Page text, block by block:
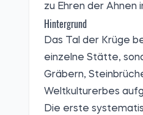
zu Ehren der Ahnen
Hintergrund
Das Tal der Krüge
einzelne Stätte,
Gräbern,
Weltkulturerbes
Die erste